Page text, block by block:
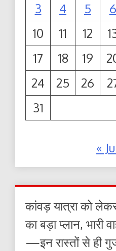
3
4 5 6
10
11 12
17
18 19
24
25 26
31
«
कांवड़ यात्रा को
का बड़ा प्लान, भारी
—इन रास्तों से ही